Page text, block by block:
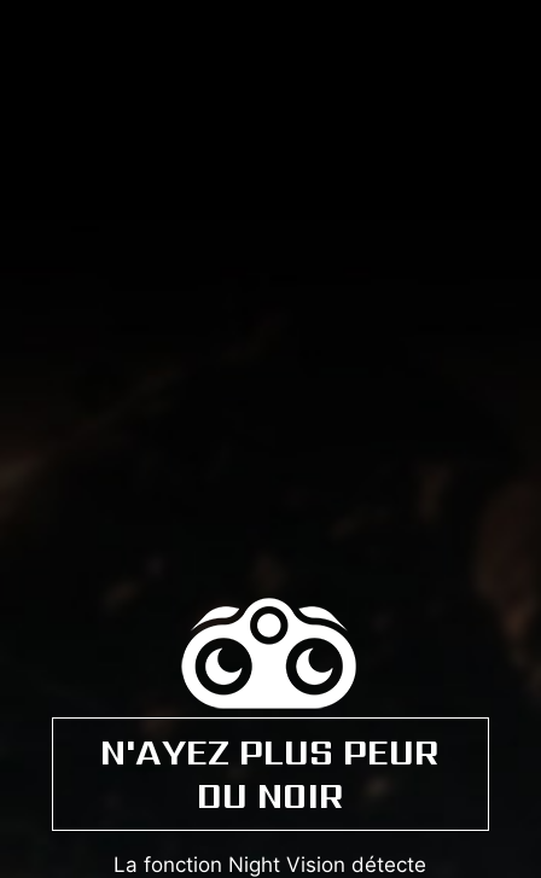
N'AYEZ PLUS PEUR
DU NOIR
La fonction Night Vision détecte